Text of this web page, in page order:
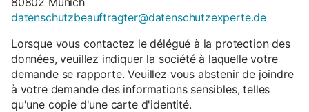
datenschutzbeauftragter@datenschutzexperte.de
Lorsque vous contactez le délégué à la protection des
données, veuillez indiquer la société à laquelle votre
demande se rapporte. Veuillez vous abstenir de joindre
à votre demande des informations sensibles, telles
qu'une copie d'une carte d'identité.